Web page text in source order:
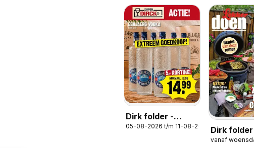
Dirk folder -
Super Dirck 3
05-08-2026 t/m 11-08-2026
Dirk
Lekker
vanaf